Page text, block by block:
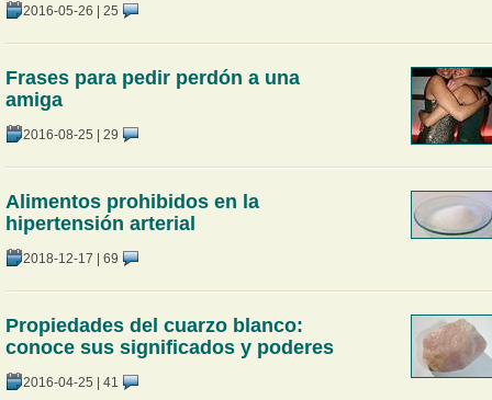
2016-05-26 | 25
Frases para pedir perdón a una
amiga
2016-08-25 | 29
Alimentos prohibidos en la
hipertensión arterial
2018-12-17 | 69
Propiedades del cuarzo blanco:
conoce sus significados y poderes
2016-04-25 | 41